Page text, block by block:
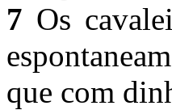
7 Os
que com